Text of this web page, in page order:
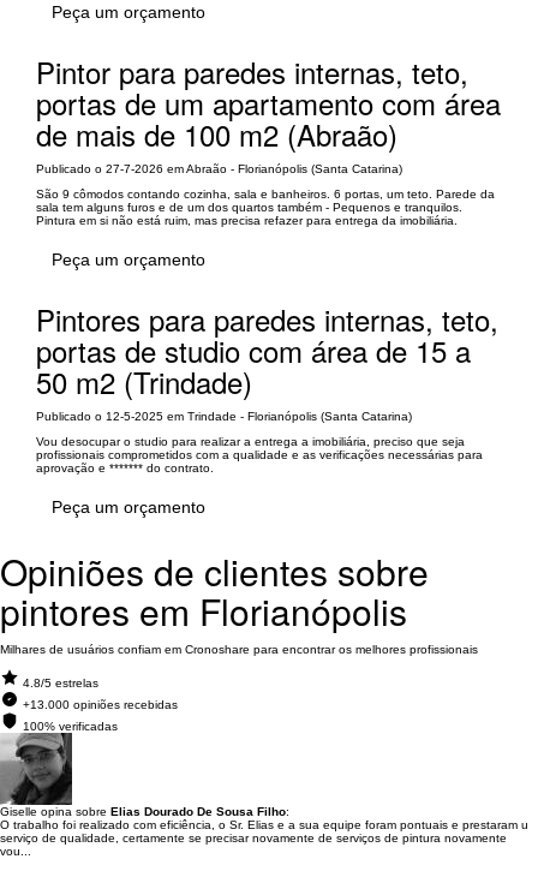
Peça um orçamento
Pintor para paredes internas, teto,
portas de um apartamento com área
de mais de 100 m2 (Abraão)
Publicado o 27-7-2026 em Abraão - Florianópolis (Santa Catarina)
São 9 cômodos contando cozinha, sala e banheiros. 6 portas, um teto. Parede da
sala tem alguns furos e de um dos quartos também - Pequenos e tranquilos.
Pintura em si não está ruim, mas precisa refazer para entrega da imobiliária.
Peça um orçamento
Pintores para paredes internas, teto,
portas de studio com área de 15 a
50 m2 (Trindade)
Publicado o 12-5-2025 em Trindade - Florianópolis (Santa Catarina)
Vou desocupar o studio para realizar a entrega a imobiliária, preciso que seja
profissionais comprometidos com a qualidade e as verificações necessárias para
aprovação e ******* do contrato.
Peça um orçamento
Opiniões de clientes sobre
pintores em Florianópolis
Milhares de usuários confiam em Cronoshare para encontrar os melhores profissionais
4.8/5 estrelas
+13.000 opiniões recebidas
100% verificadas
Giselle opina sobre Elias Dourado De Sousa Filho:
O trabalho foi realizado com eficiência, o Sr. Elias e a sua equipe foram pontuais e prestaram u
serviço de qualidade, certamente se precisar novamente de serviços de pintura novamente
vou...